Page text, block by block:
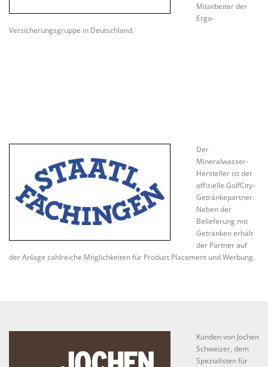
Mitarbeiter der
Ergo-
Versicherungsgruppe in Deutschland.
Der
Mineralwasser-
Hersteller ist der
offizielle GolfCity-
Getränkepartner.
Neben der
Belieferung mit
Getränken erhält
der Partner auf
der Anlage zahlreiche Möglichkeiten für Product Placement und Werbung.
Kunden von Jochen
Schweizer, dem
Spezialisten für